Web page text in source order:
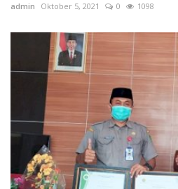
admin Oktober 5, 2021 0 1098